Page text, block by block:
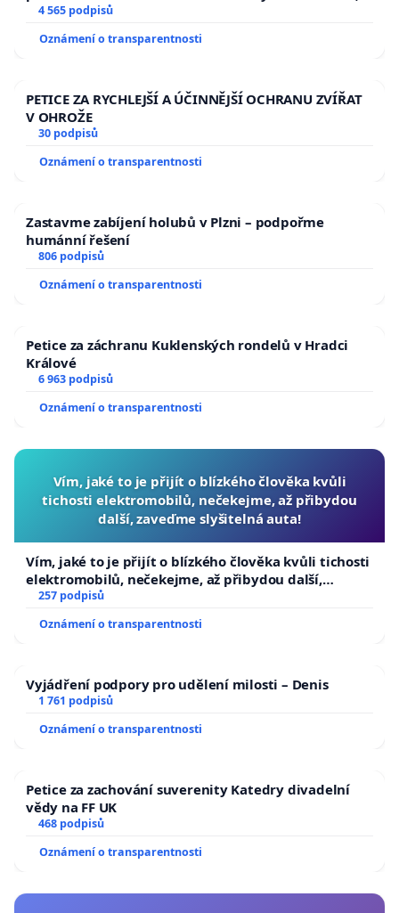
aby se tragédie malé Viktorky už nemohla opakovat!
4 565 podpisů
Oznámení o transparentnosti
PETICE ZA RYCHLEJŠÍ A ÚČINNĚJŠÍ OCHRANU ZVÍŘAT
V OHROŽE
30 podpisů
Oznámení o transparentnosti
Zastavme zabíjení holubů v Plzni – podpořme
humánní řešení
806 podpisů
Oznámení o transparentnosti
Petice za záchranu Kuklenských rondelů v Hradci
Králové
6 963 podpisů
Oznámení o transparentnosti
Vím, jaké to je přijít o blízkého člověka kvůli
tichosti elektromobilů, nečekejme, až přibydou
další, zaveďme slyšitelná auta!
Vím, jaké to je přijít o blízkého člověka kvůli tichosti
elektromobilů, nečekejme, až přibydou další,
zaveďme slyšitelná auta!
257 podpisů
Oznámení o transparentnosti
Vyjádření podpory pro udělení milosti – Denis
1 761 podpisů
Oznámení o transparentnosti
Petice za zachování suverenity Katedry divadelní
vědy na FF UK
468 podpisů
Oznámení o transparentnosti